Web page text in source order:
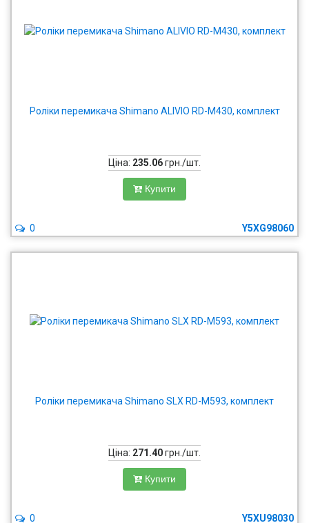
Роліки перемикача Shimano ALIVIO RD-M430, комплект
Ціна: 235.06грн./шт.
Купити
Y5XG98060
0
Роліки перемикача Shimano SLX RD-M593, комплект
Ціна: 271.40грн./шт.
Купити
Y5XU98030
0